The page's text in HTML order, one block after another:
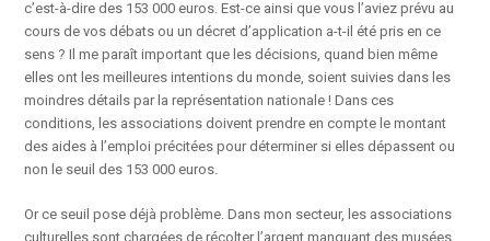
c’est-à-dire des 153 000 euros. Est-ce ainsi que vous l’aviez prévu au
cours de vos débats ou un décret d’application a-t-il été pris en ce
sens ? Il me paraît important que les décisions, quand bien même
elles ont les meilleures intentions du monde, soient suivies dans les
moindres détails par la représentation nationale ! Dans ces
conditions, les associations doivent prendre en compte le montant
des aides à l’emploi précitées pour déterminer si elles dépassent ou
non le seuil des 153 000 euros.
Or ce seuil pose déjà problème. Dans mon secteur, les associations
culturelles sont chargées de récolter l’argent manquant des musées.